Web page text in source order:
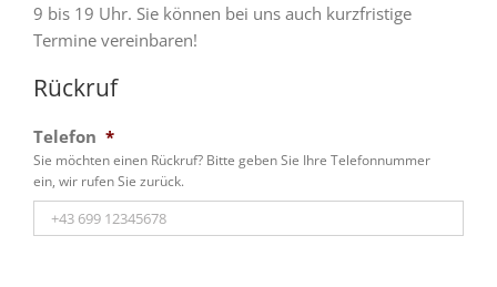
9 bis 19 Uhr. Sie können bei uns auch kurzfristige
Termine vereinbaren!
Rückruf
Telefon *
Sie möchten einen Rückruf? Bitte geben Sie Ihre Telefonnummer
ein, wir rufen Sie zurück.